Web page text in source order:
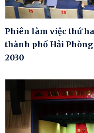
Phiên làm việc thứ
thành phố Hải
2030